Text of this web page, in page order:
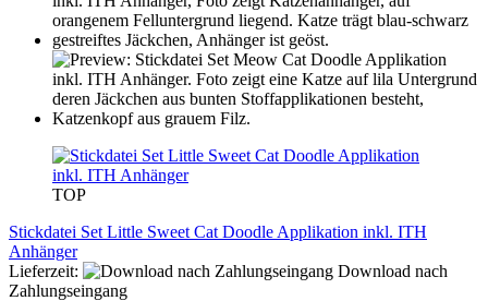
TOP
Stickdatei Set Little Sweet Cat Doodle Applikation inkl. ITH
Anhänger
Lieferzeit:
Download nach
Zahlungseingang